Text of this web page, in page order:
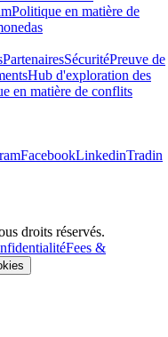
Politique en matière de
PartenairesSécuritéPreuve de
Hub d'exploration des
en matière de conflits
FacebookLinkedinTradin
droits réservés.
Fees &